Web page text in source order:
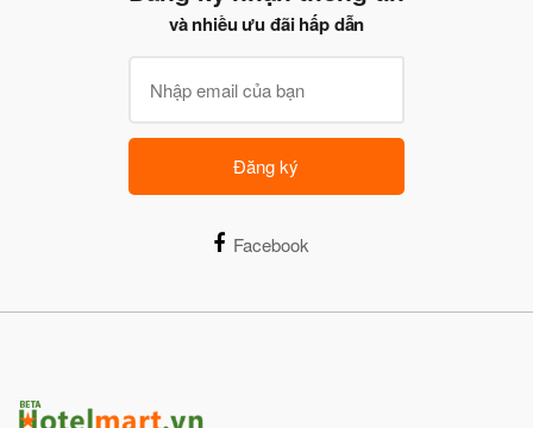
và nhiều ưu đãi hấp dẫn
Đăng ký
Facebook